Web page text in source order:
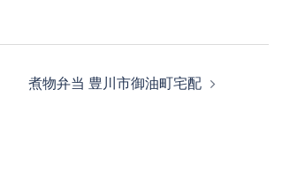
煮物弁当 豊川市御油町宅配